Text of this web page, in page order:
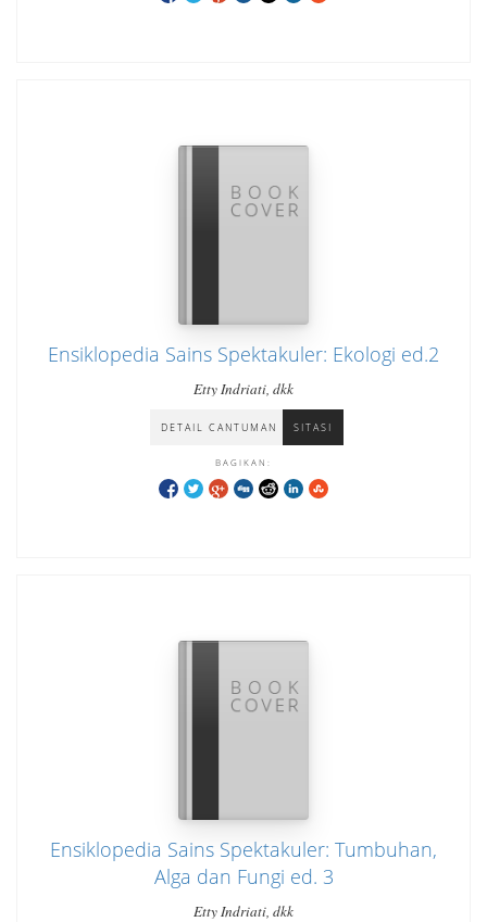
Ensiklopedia Sains Spektakuler: Ekologi ed.2
Etty Indriati, dkk
DETAIL CANTUMAN SITASI
BAGIKAN:
Ensiklopedia Sains Spektakuler: Tumbuhan,
Alga dan Fungi ed. 3
Etty Indriati, dkk